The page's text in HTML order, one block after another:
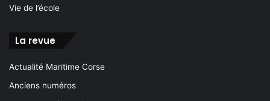
Vie de l’école
La revue
Actualité Maritime Corse
Anciens numéros